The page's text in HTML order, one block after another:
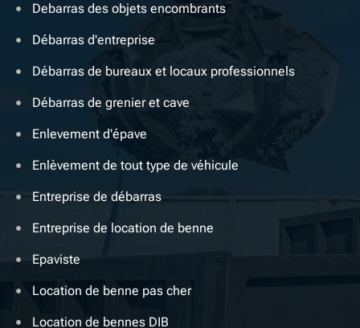
Debarras des objets encombrants
Débarras d'entreprise
Débarras de bureaux et locaux professionnels
Débarras de grenier et cave
Enlevement d'épave
Enlèvement de tout type de véhicule
Entreprise de débarras
Entreprise de location de benne
Epaviste
Location de benne pas cher
Location de bennes DIB